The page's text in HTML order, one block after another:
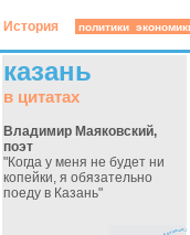
История политики
казань
в цитатах
Владимир Маяковский,
поэт
"Когда у меня не будет ни
копейки, я обязательно
поеду в Казань"